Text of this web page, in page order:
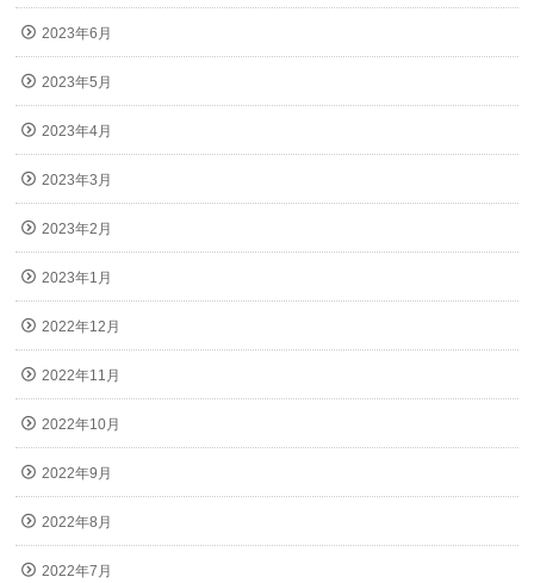
2023年6月
2023年5月
2023年4月
2023年3月
2023年2月
2023年1月
2022年12月
2022年11月
2022年10月
2022年9月
2022年8月
2022年7月